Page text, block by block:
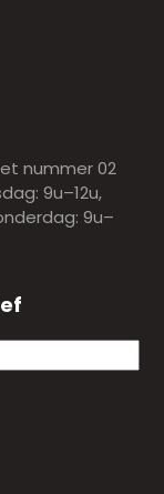
nummer 02
9u–12u,
9u–